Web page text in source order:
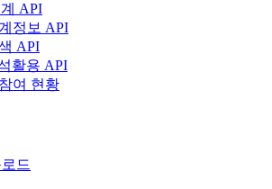
API
정보 API
API
활용 API
여 현황
드